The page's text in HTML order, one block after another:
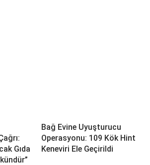
Gıda
Bağ Evine Uyuşturucu
Operasyonu: 109 Kök Hint
Keneviri Ele Geçirildi